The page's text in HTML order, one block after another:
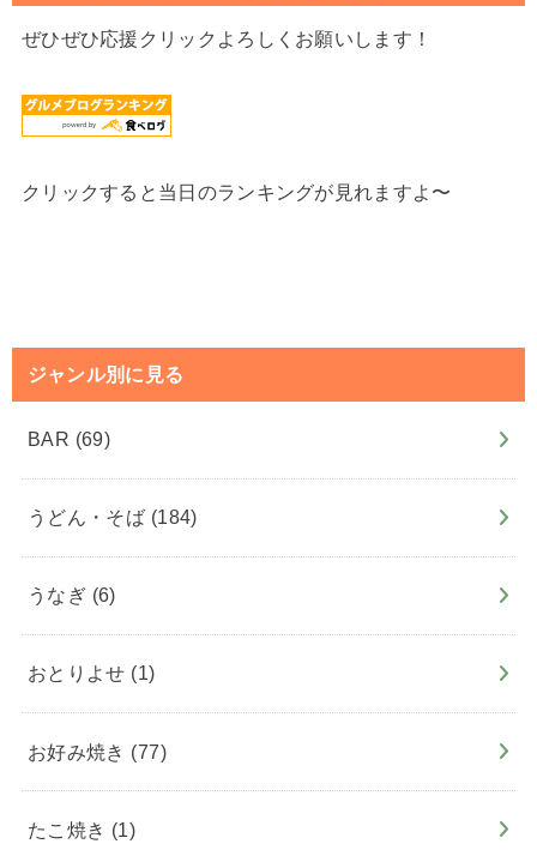
ぜひぜひ応援クリックよろしくお願いします！
クリックすると当日のランキングが見れますよ〜
ジャンル別に見る
BAR (69)
うどん・そば (184)
うなぎ (6)
おとりよせ (1)
お好み焼き (77)
たこ焼き (1)